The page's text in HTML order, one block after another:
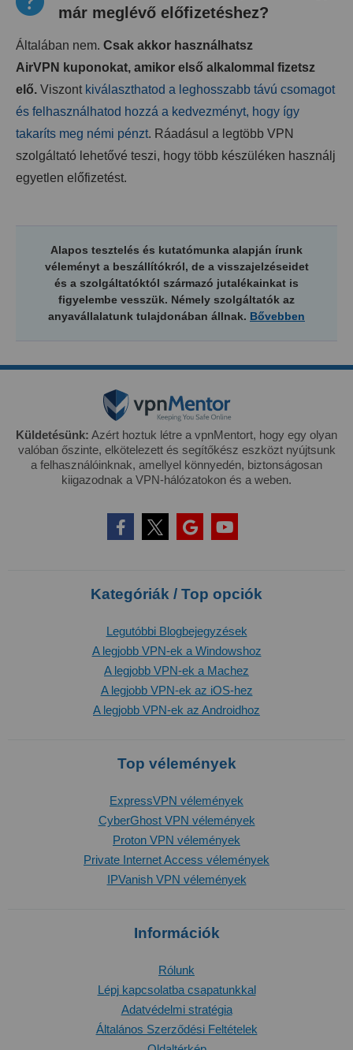
már meglévő előfizetéshez?
Általában nem. Csak akkor használhatsz
AirVPN kuponokat, amikor első alkalommal fizetsz
elő. Viszont kiválaszthatod a leghosszabb távú csomagot
és felhasználhatod hozzá a kedvezményt, hogy így
takaríts meg némi pénzt. Ráadásul a legtöbb VPN
szolgáltató lehetővé teszi, hogy több készüléken használj
egyetlen előfizetést.
Alapos tesztelés és kutatómunka alapján írunk
véleményt a beszállítókról, de a visszajelzéseidet
és a szolgáltatóktól származó jutalékainkat is
figyelembe vesszük. Némely szolgáltatók az
anyavállalatunk tulajdonában állnak. Bővebben
Küldetésünk: Azért hoztuk létre a vpnMentort, hogy egy olyan
valóban őszinte, elkötelezett és segítőkész eszközt nyújtsunk
a felhasználóinknak, amellyel könnyedén, biztonságosan
kiigazodnak a VPN-hálózatokon és a weben.
Kategóriák / Top opciók
Legutóbbi Blogbejegyzések
A legjobb VPN-ek a Windowshoz
A legjobb VPN-ek a Machez
A legjobb VPN-ek az iOS-hez
A legjobb VPN-ek az Androidhoz
Top vélemények
ExpressVPN vélemények
CyberGhost VPN vélemények
Proton VPN vélemények
Private Internet Access vélemények
IPVanish VPN vélemények
Információk
Rólunk
Lépj kapcsolatba csapatunkkal
Adatvédelmi stratégia
Általános Szerződési Feltételek